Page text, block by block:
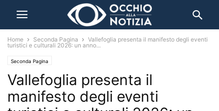
Home Seconda Pagina
Vallefoglia presenta il manifesto degli eventi
turistici e culturali 2026: un anno...
Seconda Pagina
Vallefoglia presenta il
manifesto degli eventi